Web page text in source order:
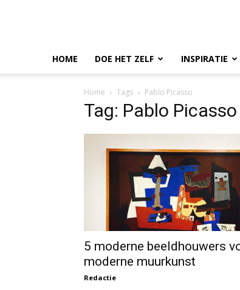
HOME DOE HET ZELF INSPIRATIE
Home Tags Pablo Picasso
Tag: Pablo Picasso
5 moderne beeldhouwers
moderne muurkunst
Redactie